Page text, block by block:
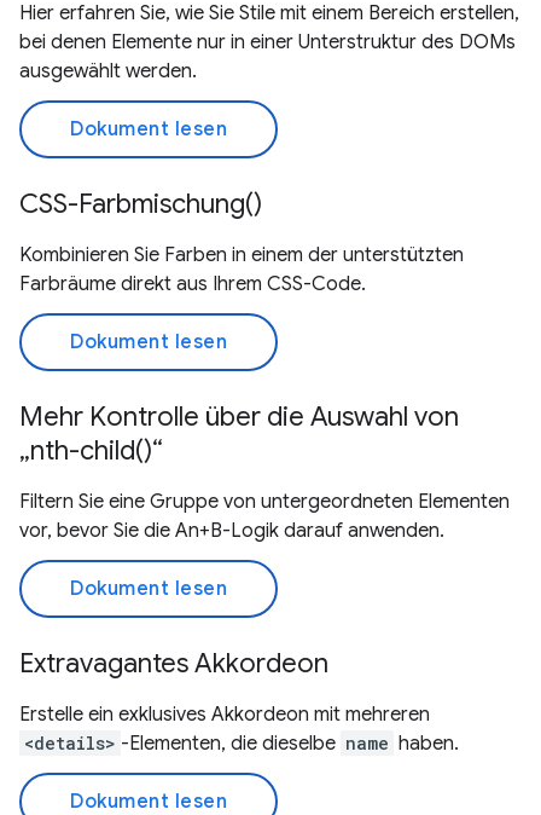
Hier erfahren Sie, wie Sie Stile mit einem Bereich erstellen,
bei denen Elemente nur in einer Unterstruktur des DOMs
ausgewählt werden.
Dokument lesen
CSS-Farbmischung()
Kombinieren Sie Farben in einem der unterstützten
Farbräume direkt aus Ihrem CSS-Code.
Dokument lesen
Mehr Kontrolle über die Auswahl von
„nth-child()“
Filtern Sie eine Gruppe von untergeordneten Elementen
vor, bevor Sie die An+B-Logik darauf anwenden.
Dokument lesen
Extravagantes Akkordeon
Erstelle ein exklusives Akkordeon mit mehreren
<details> -Elementen, die dieselbe name haben.
Dokument lesen